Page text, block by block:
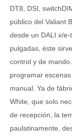
DT8, DSI,
público del Valiant
desde un DALI x/e-
pulgadas, éste
control y de
programar
manual. Ya de
White, que solo
de recepción, la
paulatinamente,